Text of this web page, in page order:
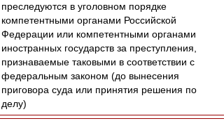
преследуются в уголовном порядке
компетентными органами Российской
Федерации или компетентными органами
иностранных государств за преступления,
признаваемые таковыми в соответствии с
федеральным законом (до вынесения
приговора суда или принятия решения по
делу)